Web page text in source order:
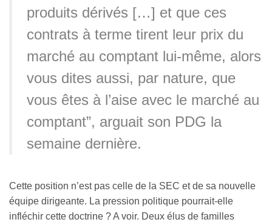
produits dérivés […] et que ces
contrats à terme tirent leur prix du
marché au comptant lui-même, alors
vous dites aussi, par nature, que
vous êtes à l’aise avec le marché au
comptant”, arguait son PDG la
semaine dernière.
Cette position n’est pas celle de la SEC et de sa nouvelle
équipe dirigeante. La pression politique pourrait-elle
infléchir cette doctrine ? A voir. Deux élus de familles